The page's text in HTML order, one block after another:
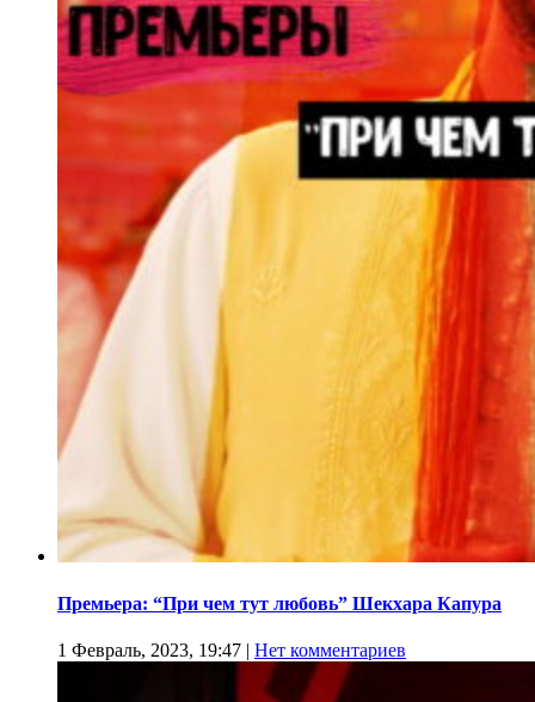
Премьера: “При чем тут любовь” Шекхара Капура
1 Февраль, 2023, 19:47 | Нет комментариев